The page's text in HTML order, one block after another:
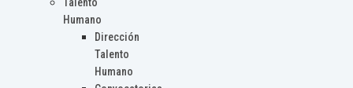
Talento
Humano
Dirección
Talento
Humano